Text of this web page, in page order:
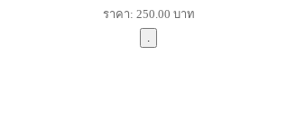
ราคา: 250.00 บาท